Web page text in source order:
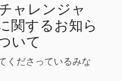
ャレンジャ
関するお知ら
いて
くださっているみな